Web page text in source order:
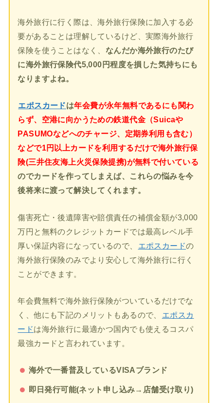
海外旅行に行く際は、海外旅行保険に加入する必
要があることは理解しているけど、実際海外旅行
保険を使うことはなく、 なんだか海外旅行のたび
に海外旅行保険代5,000円程度を損した気持ちにも
なりますよね。
エポスカードは年会費が永年無料であるにも関わ
らず、空港に向かうための鉄道代金（Suicaや
PASUMOなどへのチャージ、定期券利用も含む）
などで1円以上カードを利用するだけで海外旅行保
険(三井住友海上火災保険提携)が無料で付いている
のでカードを作ってしまえば、これらの悩みを今
後将来に渡って解決してくれます。
傷害死亡・後遺障害や賠償責任の補償金額が3,000
万円と無料のクレジットカードでは最高レベル手
厚い保証内容になっているので、
エポスカードの
海外旅行保険のみでより安心して海外旅行に行く
ことができます。
年会費無料で海外旅行保険がついているだけでな
く、他にも下記のメリットもあるので、
エポスカ
ードは海外旅行に最適かつ国内でも使えるコスパ
最強カードと言われています。
海外で一番普及しているVISAブランド
即日発行可能(ネット申し込み→店舗受け取り)